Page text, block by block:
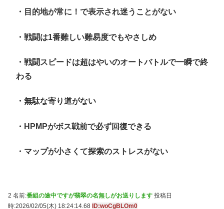
・目的地が常に！で表示され迷うことがない
・戦闘は1番難しい難易度でもやさしめ
・戦闘スピードは超はやいのオートバトルで一瞬で終
わる
・無駄な寄り道がない
・HPMPがボス戦前で必ず回復できる
・マップが小さくて探索のストレスがない
2 名前:番組の途中ですが翡翠の名無しがお送りします 投稿日
時:2026/02/05(木) 18:24:14.68 ID:woCgBLOm0